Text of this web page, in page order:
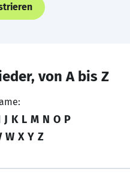
von A bis Z
J K L M N O P
W X Y Z